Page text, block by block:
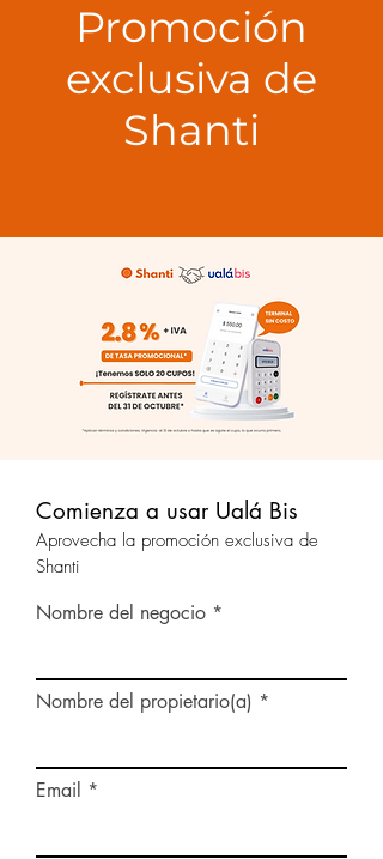
Promoción
exclusiva de
Shanti
Comienza a usar Ualá Bis
Aprovecha la promoción exclusiva de
Shanti
Nombre del negocio
Nombre del propietario(a)
Email